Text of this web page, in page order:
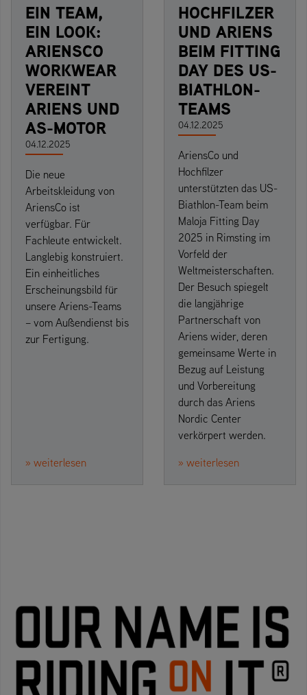
EIN TEAM,
EIN LOOK:
ARIENSCO
WORKWEAR
VEREINT
ARIENS UND
AS-MOTOR
04.12.2025
Die neue
Arbeitskleidung von
AriensCo ist
verfügbar. Für
Fachleute entwickelt.
Langlebig konstruiert.
Ein einheitliches
Erscheinungsbild für
unsere Ariens-Teams
– vom Außendienst bis
zur Fertigung.
» weiterlesen
HOCHFILZER
UND ARIENS
BEIM FITTING
DAY DES US-
BIATHLON-
TEAMS
04.12.2025
AriensCo und
Hochfilzer
unterstützten das US-
Biathlon-Team beim
Maloja Fitting Day
2025 in Rimsting im
Vorfeld der
Weltmeisterschaften.
Der Besuch spiegelt
die langjährige
Partnerschaft von
Ariens wider, deren
gemeinsame Werte in
Bezug auf Leistung
und Vorbereitung
durch das Ariens
Nordic Center
verkörpert werden.
» weiterlesen